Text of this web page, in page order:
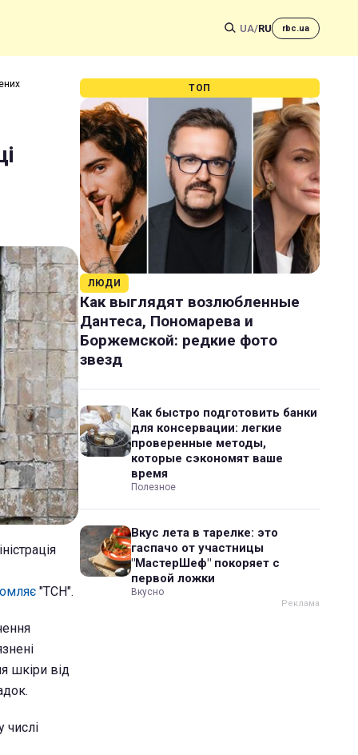
UA/RU rbc.ua
"ТСН".
шкіри від
числі
ТОП
ЛЮДИ
Как выглядят возлюбленные
Дантеса, Пономарева и
Боржемской: редкие фото
звезд
Как быстро подготовить банки
для консервации: легкие
проверенные методы,
которые сэкономят ваше
время
Полезное
Вкус лета в тарелке: это
гаспачо от участницы
"МастерШеф" покоряет с
первой ложки
Вкусно